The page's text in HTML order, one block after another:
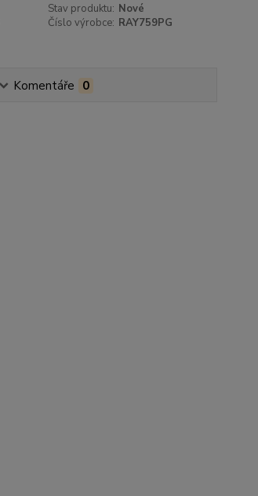
Stav produktu: Nové
Číslo výrobce: RAY759PG
Komentáře 0